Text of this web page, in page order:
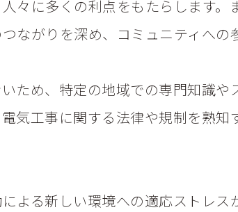
々に多くの利点をもたらします。
ながりを深め、コミュニティへの
ため、特定の地域での専門知識や
気工事に関する法律や規制を熟知
よる新しい環境への適応ストレス